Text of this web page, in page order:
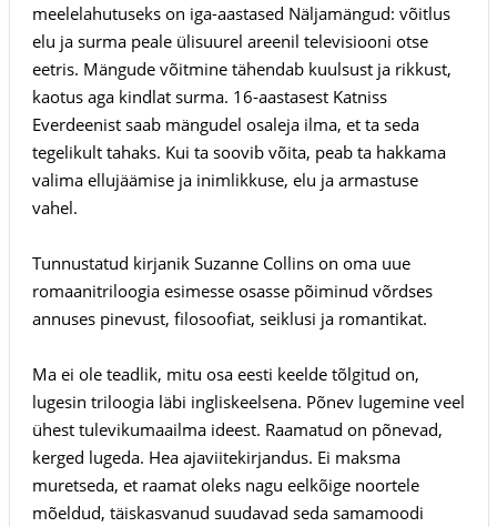
meelelahutuseks on iga-aastased Näljamängud: võitlus
elu ja surma peale ülisuurel areenil televisiooni otse
eetris. Mängude võitmine tähendab kuulsust ja rikkust,
kaotus aga kindlat surma. 16-aastasest Katniss
Everdeenist saab mängudel osaleja ilma, et ta seda
tegelikult tahaks. Kui ta soovib võita, peab ta hakkama
valima ellujäämise ja inimlikkuse, elu ja armastuse
vahel.
Tunnustatud kirjanik Suzanne Collins on oma uue
romaanitriloogia esimesse osasse põiminud võrdses
annuses pinevust, filosoofiat, seiklusi ja romantikat.
Ma ei ole teadlik, mitu osa eesti keelde tõlgitud on,
lugesin triloogia läbi ingliskeelsena. Põnev lugemine veel
ühest tulevikumaailma ideest. Raamatud on põnevad,
kerged lugeda. Hea ajaviitekirjandus. Ei maksma
muretseda, et raamat oleks nagu eelkõige noortele
mõeldud, täiskasvanud suudavad seda samamoodi